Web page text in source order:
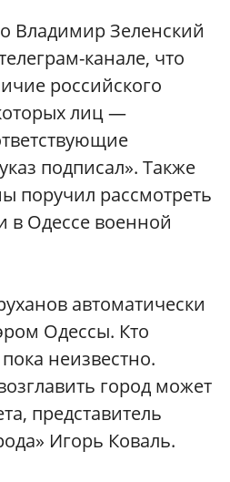
Владимир Зеленский
канале, что
российского
лиц —
подписал». Также
поручил рассмотреть
в Одессе военной
автоматически
Одессы. Кто
неизвестно.
город может
представитель
Игорь Коваль.